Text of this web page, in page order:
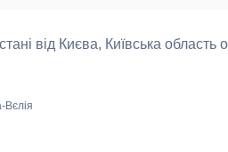
від Києва, Київська
Вєлія